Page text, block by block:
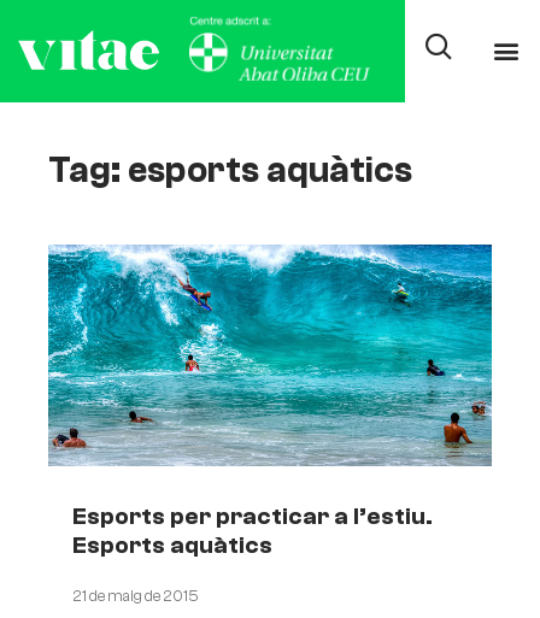
Tag: esports aquàtics
Esports per practicar a l’estiu.
Esports aquàtics
21 de maig de 2015